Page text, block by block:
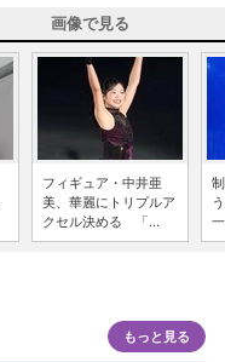
画像で見る
フィギュア・中井亜
美、華麗にトリプルア
クセル決める 「...
もっと見る